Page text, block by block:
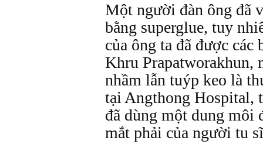
Một người đàn ông đã
bằng superglue, tuy
của ông ta đã được các
Khru Prapatworakhun,
nhầm lẫn tuýp keo là
tại Angthong Hospital,
đã dùng một dung môi
mắt phải của người tu